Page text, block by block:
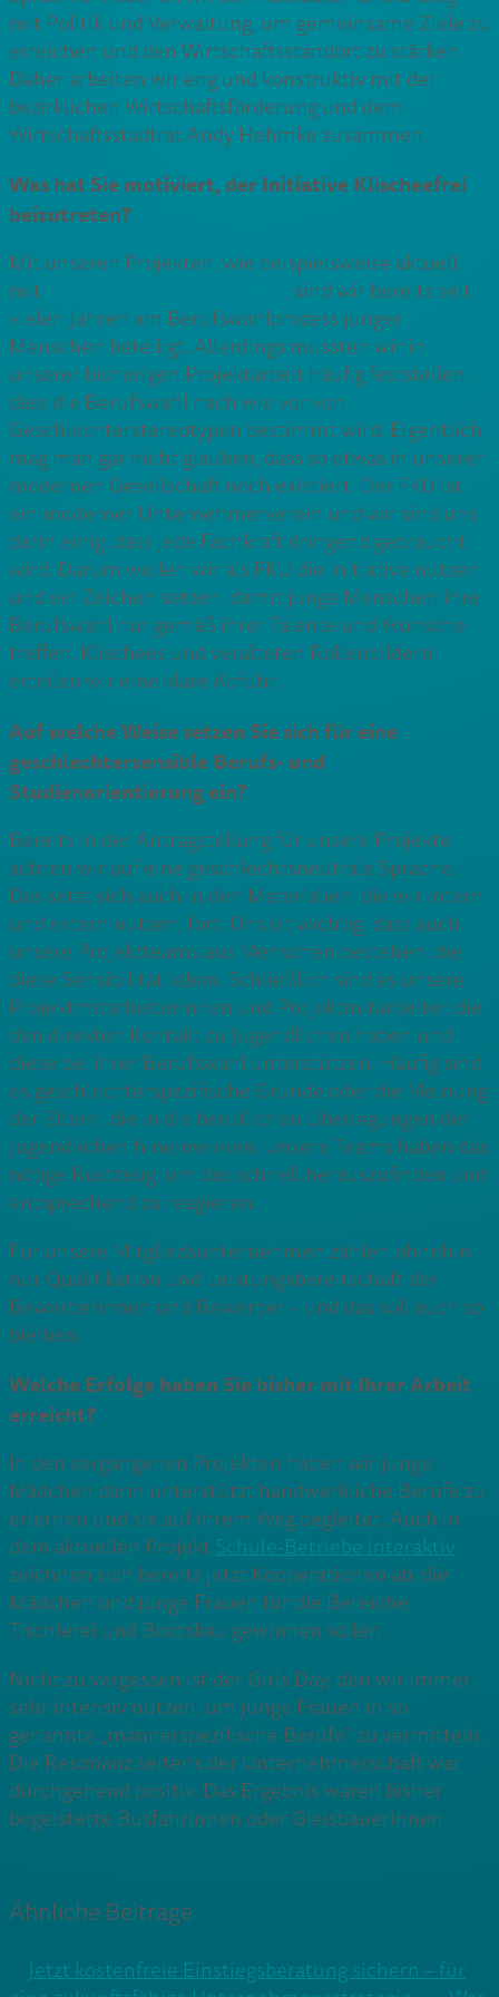
mit Politik und Verwaltung, um gemeinsame Ziele zu
erreichen und den Wirtschaftsstandort zu stärken.
Daher arbeiten wir eng und konstruktiv mit der
bezirklichen Wirtschaftsförderung und dem
Wirtschaftsstadtrat Andy Hehmke zusammen.
Was hat Sie motiviert, der Initiative Klischeefrei
beizutreten?
Mit unseren Projekten, wie beispielsweise aktuell
mit
, sind wir bereits seit
vielen Jahren am Berufswahlprozess junger
Menschen beteiligt. Allerdings mussten wir in
unserer bisherigen Projektarbeit häufig feststellen,
dass die Berufswahl nach wie vor von
Geschlechterstereotypen bestimmt wird. Eigentlich
mag man gar nicht glauben, dass so etwas in unserer
modernen Gesellschaft noch existiert. Der FKU ist
ein moderner Unternehmerverein und wir sind uns
darin einig, dass jede Fachkraft dringend gebraucht
wird. Darum wollen wir als FKU die Initiative nutzen
und ein Zeichen setzen, damit junge Menschen ihre
Berufswahl nur gemäß ihrer Talente und Wünsche
treffen. Klischees und veralteten Rollenbildern
erteilen wir eine klare Abfuhr.
Auf welche Weise setzen Sie sich für eine
geschlechtersensible Berufs- und
Studienorientierung ein?
Bereits in der Antragstellung für unsere Projekte
achten wir auf eine geschlechtsneutrale Sprache.
Das setzt sich auch in den Materialien, die wir intern
und extern nutzen, fort. Uns ist wichtig, dass auch
unsere Projektteams aus Menschen bestehen, die
diese Sensibilität leben. Schließlich sind es unsere
Projektmitarbeiterinnen und Projektmitarbeiter, die
den direkten Kontakt zu Jugendlichen haben und
diese bei ihrer Berufswahl unterstützen. Häufig sind
es geschlechterspezifische Gründe oder die Meinung
der Eltern, die in die beruflichen Überlegungen der
Jugendlichen hineinwirken. Unsere Teams haben das
nötige Rüstzeug, um das schnell herauszufinden und
entsprechend zu reagieren.
Für unsere Mitgliedsunternehmen zählen ohnehin
nur Qualifikation und Leistungsbereitschaft der
Bewerberinnen und Bewerber – und das soll auch so
bleiben.
Welche Erfolge haben Sie bisher mit Ihrer Arbeit
erreicht?
In den vergangenen Projekten haben wir junge
Mädchen darin unterstützt handwerkliche Berufe zu
erlernen und sie auf ihrem Weg begleitet. Auch in
dem aktuellen Projekt Schule-Betriebe interaktiv
zeichnen sich bereits jetzt Kooperationen ab, die
Mädchen und junge Frauen für die Bereiche
Tischlerei und Bootsbau gewinnen sollen.
Nicht zu vergessen ist der Girls Day, den wir immer
sehr intensiv nutzen, um junge Frauen in so
genannte „männerspezifische Berufe“ zu vermitteln.
Die Resonanz seitens der Unternehmerschaft war
durchgehend positiv. Das Ergebnis waren bisher
begeisterte Busfahrinnen oder Gleisbauerinnen.
Ähnliche Beiträge
Jetzt kostenfreie Einstiegsberatung sichern – für